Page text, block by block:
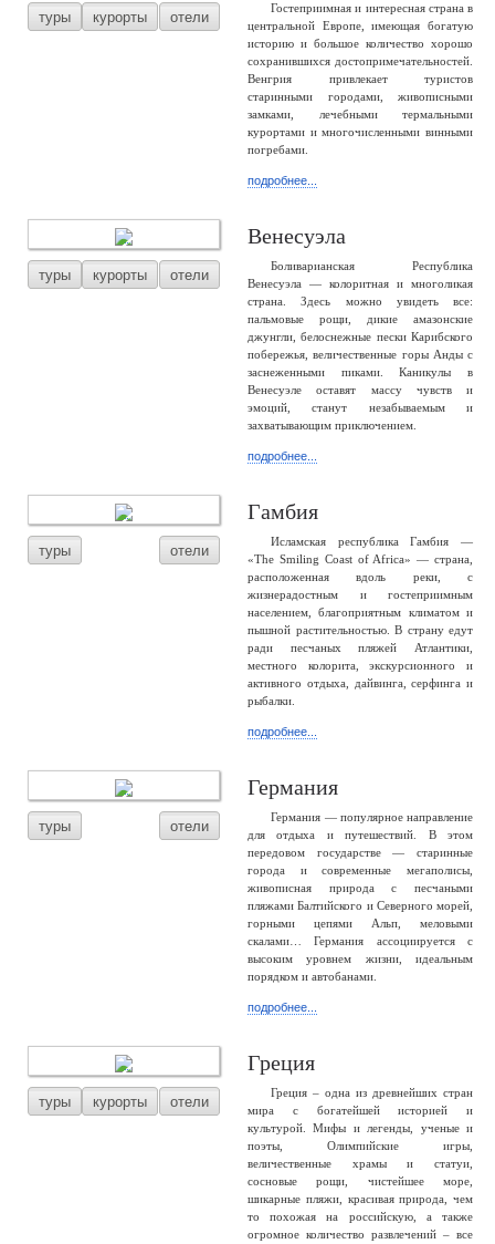
туры курорты отели
Гостеприимная и интересная страна в
центральной Европе, имеющая богатую
историю и большое количество хорошо
сохранившихся достопримечательностей.
Венгрия привлекает туристов
старинными городами, живописными
замками, лечебными термальными
курортами и многочисленными винными
погребами.
подробнее...
туры курорты отели
Венесуэла
Боливарианская Республика
Венесуэла — колоритная и многоликая
страна. Здесь можно увидеть все:
пальмовые рощи, дикие амазонские
джунгли, белоснежные пески Карибского
побережья, величественные горы Анды с
заснеженными пиками. Каникулы в
Венесуэле оставят массу чувств и
эмоций, станут незабываемым и
захватывающим приключением.
подробнее...
туры отели
Гамбия
Исламская республика Гамбия —
«The Smiling Coast of Africa» — страна,
расположенная вдоль реки, с
жизнерадостным и гостеприимным
населением, благоприятным климатом и
пышной растительностью. В страну едут
ради песчаных пляжей Атлантики,
местного колорита, экскурсионного и
активного отдыха, дайвинга, серфинга и
рыбалки.
подробнее...
туры отели
Германия
Германия — популярное направление
для отдыха и путешествий. В этом
передовом государстве — старинные
города и современные мегаполисы,
живописная природа с песчаными
пляжами Балтийского и Северного морей,
горными цепями Альп, меловыми
скалами… Германия ассоциируется с
высоким уровнем жизни, идеальным
порядком и автобанами.
подробнее...
туры курорты отели
Греция
Греция – одна из древнейших стран
мира с богатейшей историей и
культурой. Мифы и легенды, ученые и
поэты, Олимпийские игры,
величественные храмы и статуи,
сосновые рощи, чистейшее море,
шикарные пляжи, красивая природа, чем
то похожая на российскую, а также
огромное количество развлечений – все